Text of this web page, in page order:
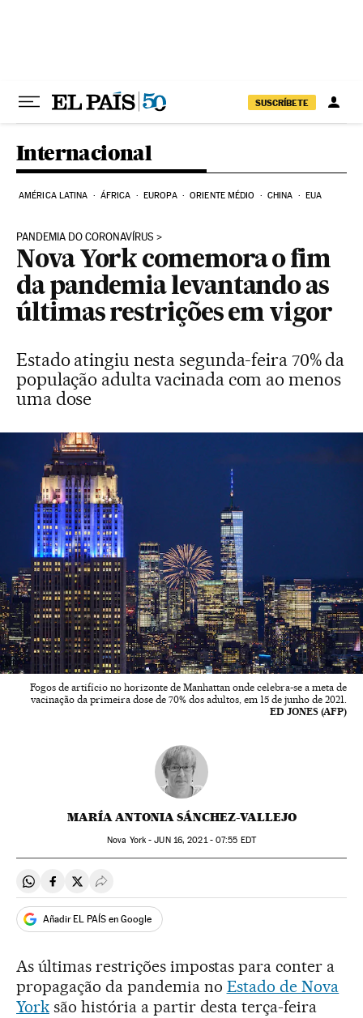
SUSCRÍBETE
Internacional
AMÉRICA LATINA ÁFRICA EUROPA ORIENTE MÉDIO CHINA EUA
PANDEMIA DO CORONAVÍRUS
Nova York comemora o fim
da pandemia levantando as
últimas restrições em vigor
Estado atingiu nesta segunda-feira 70% da
população adulta vacinada com ao menos
uma dose
Fogos de artifício no horizonte de Manhattan onde celebra-se a meta de
vacinação da primeira dose de 70% dos adultos, em 15 de junho de 2021.
ED JONES (AFP)
MARÍA ANTONIA SÁNCHEZ-VALLEJO
Nova York -JUN 16, 2021 - 07:55 EDT
Compartir en Whatsapp
Compartir en Facebook
Compartir en Twitter
Desplegar Redes Sociales
Añadir EL PAÍS en Google
As últimas restrições impostas para conter a
propagação da pandemia no Estado de Nova
Yorksão história a partir desta terça-feira